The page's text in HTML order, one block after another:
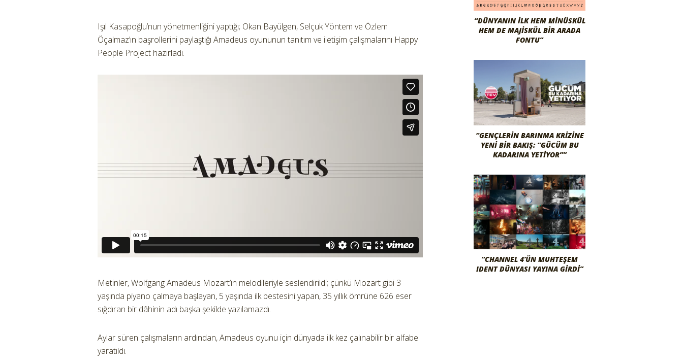
Işıl Kasapoğlu’nun yönetmenliğini yaptığı; Okan Bayülgen, Selçuk Yöntem ve Özlem
Öçalmaz’ın başrollerini paylaştığı Amadeus oyununun tanıtım ve iletişim çalışmalarını Happy
People Project hazırladı.
Metinler, Wolfgang Amadeus Mozart’ın melodileriyle seslendirildi; çünkü Mozart gibi 3
yaşında piyano çalmaya başlayan, 5 yaşında ilk bestesini yapan, 35 yıllık ömrüne 626 eser
sığdıran bir dâhinin adı başka şekilde yazılamazdı.
Aylar süren çalışmaların ardından, Amadeus oyunu için dünyada ilk kez çalınabilir bir alfabe
yaratıldı.
“DÜNYANIN İLK HEM MINÜSKÜL
HEM DE MAJISKÜL BIR ARADA
FONTU”
“GENÇLERIN BARINMA KRIZINE
YENI BIR BAKIŞ: “GÜCÜM BU
KADARINA YETIYOR””
“CHANNEL 4’ÜN MUHTEŞEM
IDENT DÜNYASI YAYINA GIRDI”